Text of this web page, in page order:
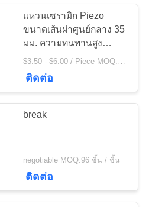
ทางการ
สียง
ทำความ
ตราโซนิก
แหวนเซรามิก Piezo
ขนาดเส้นผ่าศูนย์กลาง 35
มม. ความทนทานสูง
สำหรับทำความสะอาด
$3.50 - $6.00 / Piece MOQ:100 ชิ้น / ชิ้น
ติดต่อ
break
negotiable MOQ:96 ชิ้น / ชิ้น
ติดต่อ